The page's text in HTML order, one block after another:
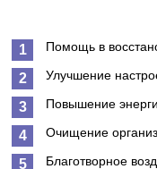
Помощь в
Улучшение
Повышение
Очищение
Благотворное